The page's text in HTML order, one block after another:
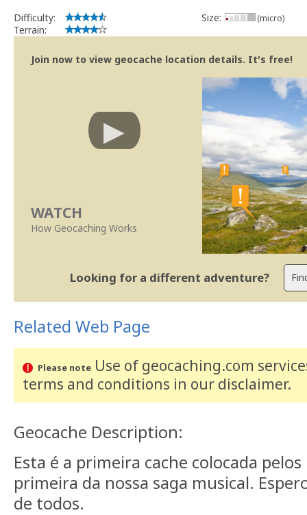
Se no local existe algum container, por favor recolha-o a fim
Obrigado
[b] btreviewer [/b]
[url=http://support.groundspeak.com/
Difficulty:
Terrain:
Size: (micro)
Join now to view geocache location details. It's free!
WATCH
How Geocaching Works
Looking for a different adventure?
Related Web Page
Please noteUse of geocaching.com
terms and conditions in our disclaimer.
Geocache Description:
Esta é a primeira cache colocada
primeira da nossa saga musical.
de todos.